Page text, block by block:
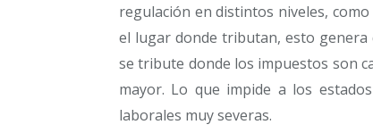
regulación en distintos niveles,
el lugar donde tributan, esto genera
se tribute donde los impuestos son
mayor. Lo que impide a los
laborales muy severas.